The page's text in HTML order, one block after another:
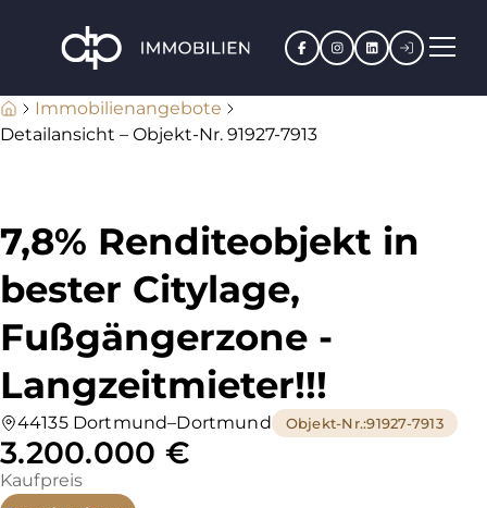
Facebook
Instagram
LinkedIn
Immobilienangebote
Detailansicht – Objekt-Nr. 91927-7913
7,8% Renditeobjekt in
bester Citylage,
Fußgängerzone -
Langzeitmieter!!!
44135 Dortmund–Dortmund Objekt-Nr.:91927-7913
3.200.000 €
Kaufpreis